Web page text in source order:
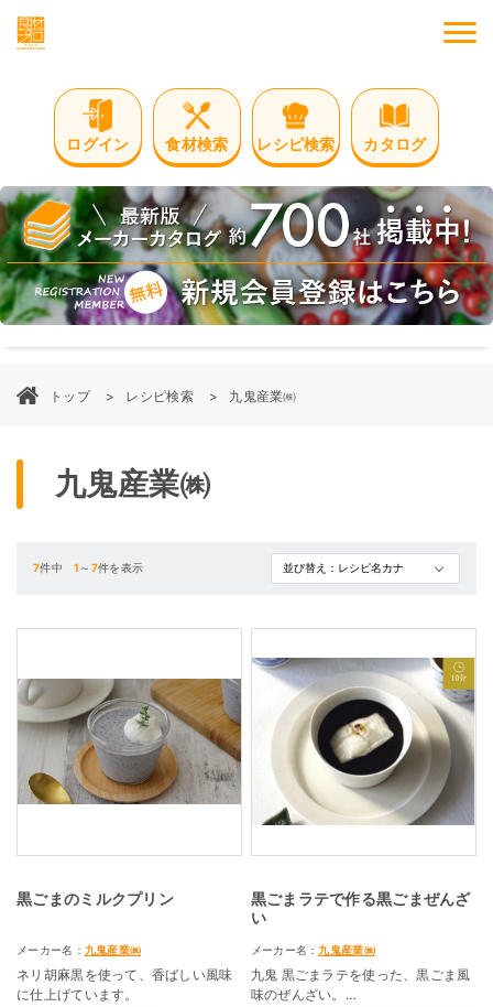
ログイン 食材検索 レシピ検索 カタログ
トップ レシピ検索 九鬼産業㈱
九鬼産業㈱
7件中1 ～ 7件を表示
黒ごまのミルクプリン
メーカー名： 九鬼産業㈱
ネリ胡麻黒を使って、香ばしい風味
に仕上げています。
黒ごまラテで作る黒ごまぜんざ
い
メーカー名： 九鬼産業㈱
九鬼 黒ごまラテを使った、黒ごま風
味のぜんざい。